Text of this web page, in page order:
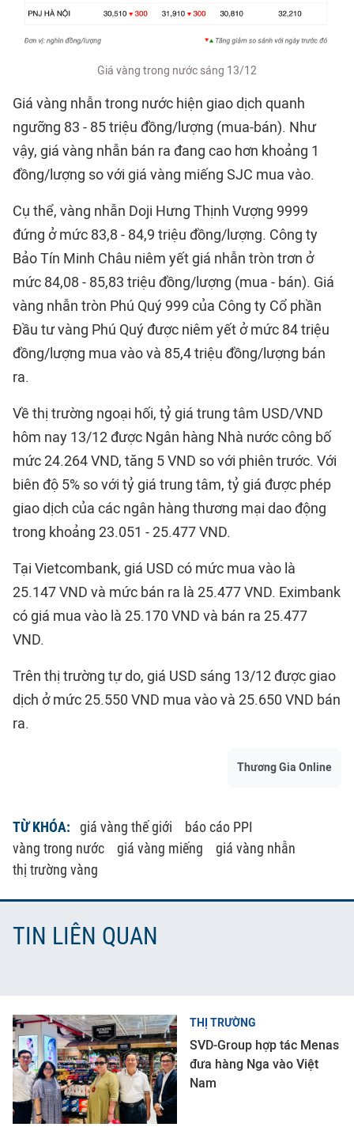
Giá vàng trong nước sáng 13/12
Giá vàng nhẫn trong nước hiện giao dịch quanh
ngưỡng 83 - 85 triệu đồng/lượng (mua-bán). Như
vậy, giá vàng nhẫn bán ra đang cao hơn khoảng 1
đồng/lượng so với giá vàng miếng SJC mua vào.
Cụ thể, vàng nhẫn Doji Hưng Thịnh Vượng 9999
đứng ở mức 83,8 - 84,9 triệu đồng/lượng. Công ty
Bảo Tín Minh Châu niêm yết giá nhẫn tròn trơn ở
mức 84,08 - 85,83 triệu đồng/lượng (mua - bán). Giá
vàng nhẫn tròn Phú Quý 999 của Công ty Cổ phần
Đầu tư vàng Phú Quý được niêm yết ở mức 84 triệu
đồng/lượng mua vào và 85,4 triệu đồng/lượng bán
ra.
Về thị trường ngoại hối, tỷ giá trung tâm USD/VND
hôm nay 13/12 được Ngân hàng Nhà nước công bố
mức 24.264 VND, tăng 5 VND so với phiên trước. Với
biên độ 5% so với tỷ giá trung tâm, tỷ giá được phép
giao dịch của các ngân hàng thương mại dao động
trong khoảng 23.051 - 25.477 VND.
Tại Vietcombank, giá USD có mức mua vào là
25.147 VND và mức bán ra là 25.477 VND. Eximbank
có giá mua vào là 25.170 VND và bán ra 25.477
VND.
Trên thị trường tự do, giá USD sáng 13/12 được giao
dịch ở mức 25.550 VND mua vào và 25.650 VND bán
ra.
Thương Gia Online
TỪ KHÓA: giá vàng thế giới
báo cáo PPI
vàng trong nước
giá vàng miếng
giá vàng nhẫn
thị trường vàng
TIN LIÊN QUAN
THỊ TRƯỜNG
SVD-Group hợp tác Menas
đưa hàng Nga vào Việt
Nam